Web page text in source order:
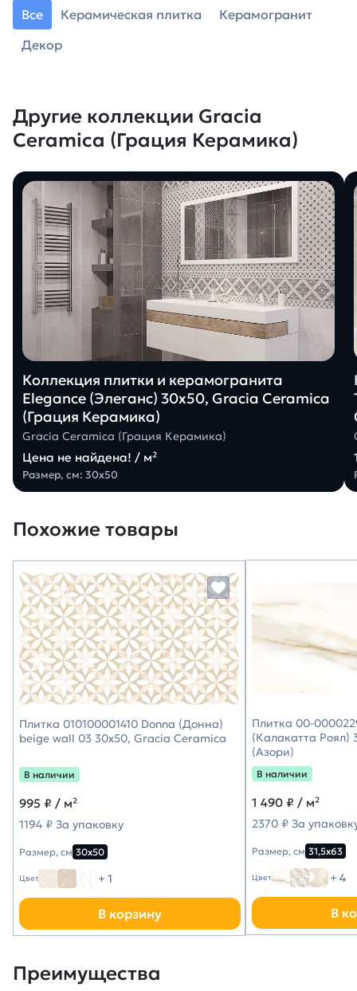
Все Керамическая плитка
Керамогранит
Декор
Другие коллекции Gracia
Ceramica (Грация Керамика)
Коллекция плитки и керамогранита
Elegance (Элеганс) 30х50, Gracia Ceramica
(Грация Керамика)
Gracia Ceramica (Грация Керамика)
Цена не найдена! / м²
Размер, см: 30х50
Похожие товары
Плитка 010100001410 Donna (Донна)
beige wall 03 30х50, Gracia Ceramica
В наличии
995 ₽ / м²
1194 ₽ За упаковку
Размер, см 30х50
Цвет + 1
В корзину
Плитка 00-
(Калакатта Роял)
(Азори)
В наличии
1 490 ₽ / м²
2370 ₽ За
Размер, см 31,5х63
Цвет + 4
В
Преимущества